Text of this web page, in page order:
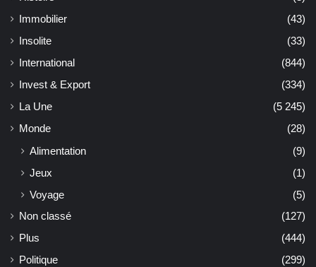
Immobilier
(43)
Insolite
(33)
International
(844)
Invest & Export
(334)
La Une
(5 245)
Monde
(28)
Alimentation
(9)
Jeux
(1)
Voyage
(5)
Non classé
(127)
Plus
(444)
Politique
(299)